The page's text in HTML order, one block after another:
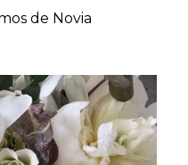
de Novia